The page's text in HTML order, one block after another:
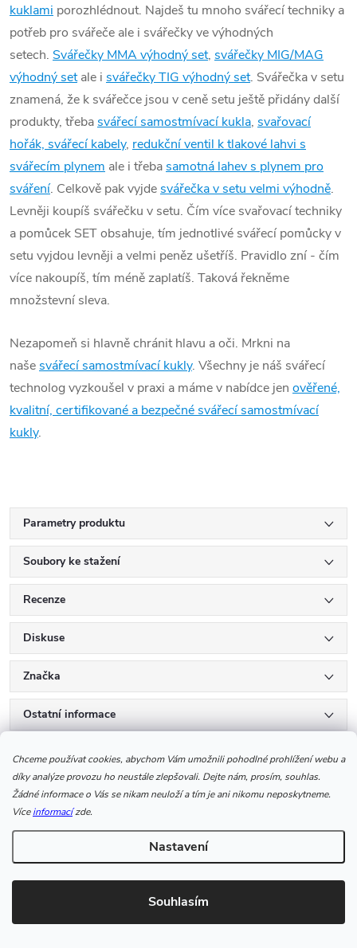
Chceme používat cookies, abychom Vám umožnili pohodlné prohlížení webu a
díky analýze provozu ho neustále zlepšovali. Dejte nám, prosím, souhlas.
Žádné informace o Vás se nikam neuloží a tím je ani nikomu neposkytneme.
Víceinformacízde.
Nastavení
Souhlasím
kuklami porozhlédnout. Najdeš tu mnoho svářecí techniky a
potřeb pro svářeče ale i svářečky ve výhodných
setech. Svářečky MMA výhodný set, svářečky MIG/MAG
výhodný setale i svářečky TIG výhodný set. Svářečka v setu
znamená, že k svářečce jsou v ceně setu ještě přidány další
produkty, třebasvářecí samostmívací kukla, svařovací
hořák, svářecí kabely, redukční ventil k tlakové lahvi s
svářecím plynem ale i třebasamotná lahev s plynem pro
sváření. Celkově pak vyjdesvářečka v setu velmi výhodně.
Levněji koupíš svářečku v setu. Čím více svařovací techniky
a pomůcek SET obsahuje, tím jednotlivé svářecí pomůcky v
setu vyjdou levněji a velmi peněz ušetříš. Pravidlo zní - čím
více nakoupíš, tím méně zaplatíš. Taková řekněme
množstevní sleva.
Nezapomeň si hlavně chránit hlavu a oči. Mrkni na
našesvářecí samostmívací kukly. Všechny je náš svářecí
technolog vyzkoušel v praxi a máme v nabídce jen ověřené,
kvalitní, certifikované a bezpečné svářecí samostmívací
kukly.
Parametry produktu
Soubory ke stažení
Recenze
Diskuse
Značka
Ostatní informace
K tomuto produktu
doporučujeme ještě dokoupit